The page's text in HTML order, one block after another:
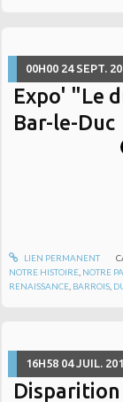
00H00 24 SEPT.
Expo' "Le
Bar-le-Duc
LIEN PERMANENT
NOTRE HISTOIRE NOTRE
RENAISSANCE BARROIS
16H58 04 JUIL.